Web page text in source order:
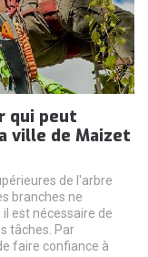
qui peut
ville de Maizet
de l'arbre
branches ne
est nécessaire de
tâches. Par
faire confiance à